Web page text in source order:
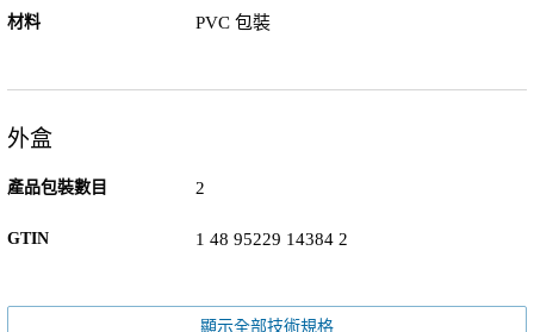
材料 PVC 包裝
外盒
產品包裝數目 2
GTIN 1 48 95229 14384 2
顯示全部技術規格